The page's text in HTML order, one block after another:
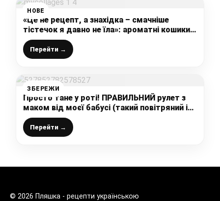
НОВЕ
«Це не рецепт, а знахідка – смачніше
тістечок я давно не їла»: ароматні кошики з
простих інгредієнтів, готую буквально за 10
хвилин
Перейти →
ЗБЕРЕЖИ
Просто тане у роті! ПРАВИЛЬНИЙ рулет з
маком від моєї бабусі (такий повітряний і
найсмачніший)
Перейти →
© 2026 Пляшка - рецепти українською